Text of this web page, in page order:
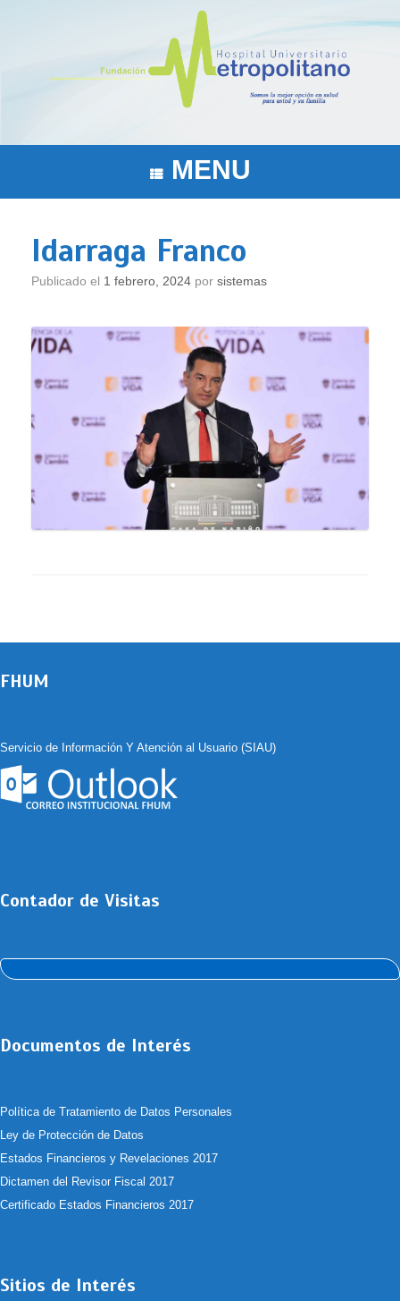
MENU
Idarraga Franco
Publicado el 1 febrero, 2024 por sistemas
FHUM
Servicio de Información Y Atención al Usuario (SIAU)
Contador de Visitas
Documentos de Interés
Política de Tratamiento de Datos Personales
Ley de Protección de Datos
Estados Financieros y Revelaciones 2017
Dictamen del Revisor Fiscal 2017
Certificado Estados Financieros 2017
Sitios de Interés